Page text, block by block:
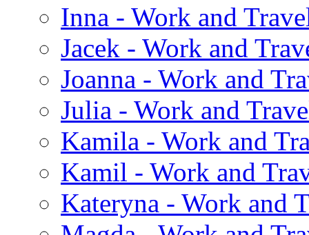
Inna - Work and
Jacek - Work and
Joanna - Work and
Julia - Work and
Kamila - Work and
Kamil - Work and
Kateryna - Work and